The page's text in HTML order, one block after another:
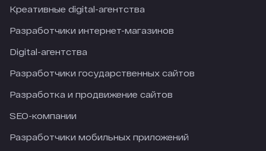
Креативные digital-агентства
Разработчики интернет-магазинов
Digital-агентства
Разработчики государственных сайтов
Разработка и продвижение сайтов
SEO-компании
Разработчики мобильных приложений